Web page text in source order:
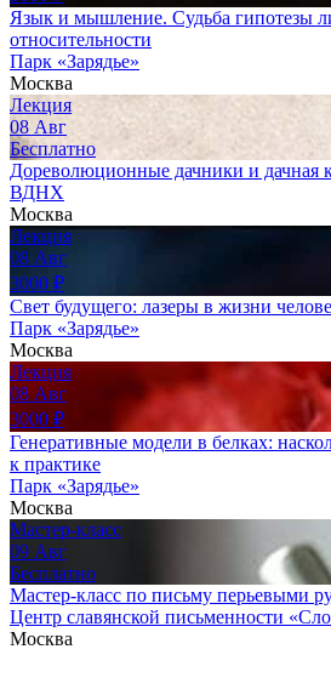
Язык и мышление. Судьба гипотезы
относительности
Парк «Зарядье»
Москва
Лекция
08 Авг
Бесплатно
Дореволюционные дачники и дачная
ВДНХ
Москва
Лекция
08 Авг
3000 ₽
Свет будущего: лазеры в жизни
Парк «Зарядье»
Москва
Лекция
08 Авг
3000 ₽
Генеративные модели в белках:
к практике
Парк «Зарядье»
Москва
Мастер-класс
09 Авг
Бесплатно
Мастер-класс по письму перьевыми
Центр славянской письменности
Москва